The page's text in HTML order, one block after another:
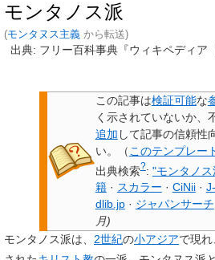
モンタノス派
(モンタヌス主義 から転送)
出典: フリー百科事典『ウィキペディア
この記事は検証可能な
く示されていないか、
追加 して記事の信頼性
い。
（ このテンプレー
出典検索?: "モンタノス
籍 · スカラー · CiNii ·
dlib.jp · ジャパンサーチ
月)
モンタノス派は、 2世紀の小アジアで現